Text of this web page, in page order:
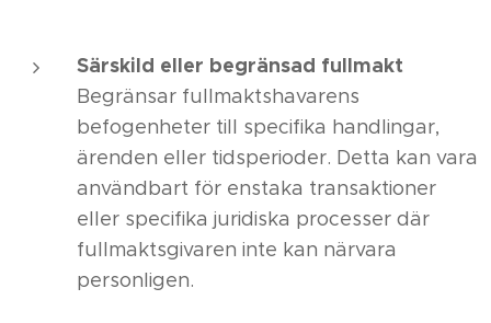
Särskild eller begränsad fullmakt
Begränsar fullmaktshavarens
befogenheter till specifika handlingar,
ärenden eller tidsperioder. Detta kan vara
användbart för enstaka transaktioner
eller specifika juridiska processer där
fullmaktsgivaren inte kan närvara
personligen.